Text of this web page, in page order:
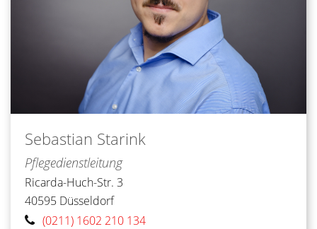
Sebastian Starink
Pflegedienstleitung
Ricarda-Huch-Str. 3
40595 Düsseldorf
(0211) 1602 210 134